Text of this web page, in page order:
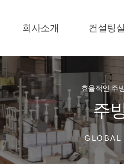
회사소개 컨설팅
효율적인 주
주
GLOBAL